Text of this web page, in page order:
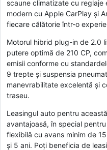
scaune climatizate cu reglaje
modern cu Apple CarPlay și
fiecare călătorie într-o
Motorul hibrid plug-in de 2.0
putere optimă de 210 CP,
emisii conforme cu
9 trepte și suspensia
manevrabilitate excelentă și
traseu.
Leasingul auto pentru
avantajoasă, în special
flexibilă cu avans minim de
și 5 ani. Poți beneficia de